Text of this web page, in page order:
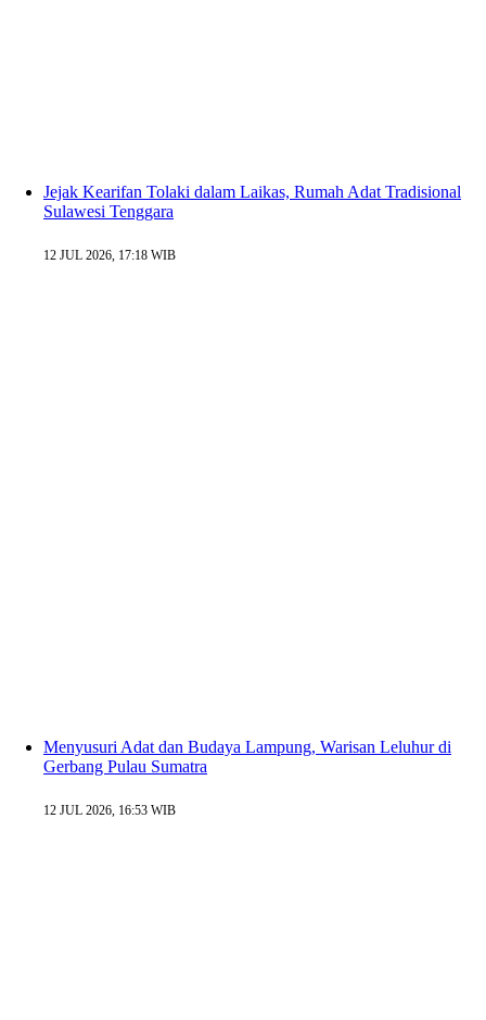
Jejak Kearifan Tolaki dalam Laikas, Rumah Adat Tradisional
Sulawesi Tenggara
12 JUL 2026, 17:18 WIB
Menyusuri Adat dan Budaya Lampung, Warisan Leluhur di
Gerbang Pulau Sumatra
12 JUL 2026, 16:53 WIB